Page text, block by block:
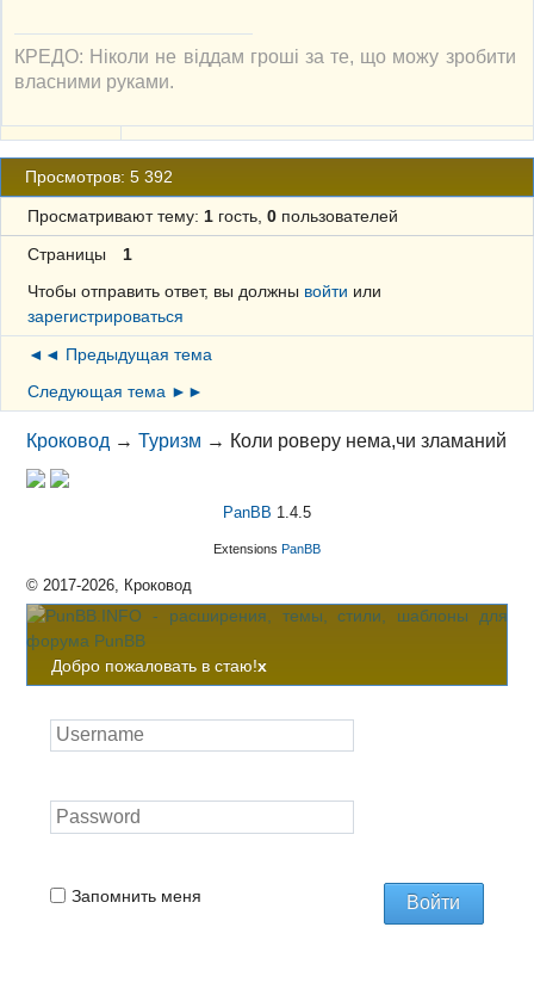
КРЕДО: Ніколи не віддам гроші за те, що можу зробити
власними руками.
Просмотров: 5 392
Просматривают тему: 1гость, 0пользователей
Страницы
1
Чтобы отправить ответ, вы должны войти или
зарегистрироваться
◄◄ Предыдущая тема
Следующая тема ►►
Кроковод →Туризм → Коли роверу нема,чи зламаний
PanBB 1.4.5
Extensions PanBB
© 2017-2026, Кроковод
Добро пожаловать в стаю!x
Запомнить меня